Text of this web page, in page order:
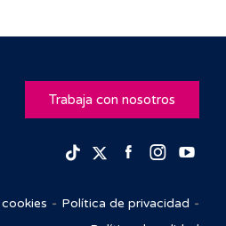
Trabaja con nosotros
TikTokTwitterFacebook
Política de privacidad